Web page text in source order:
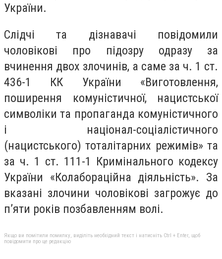
України.
Слідчі та дізнавачі повідомили
чоловікові про підозру одразу за
вчинення двох злочинів, а саме за ч. 1 ст.
436-1 КК України «Виготовлення,
поширення комуністичної, нацистської
символіки та пропаганда комуністичного
і націонал-соціалістичного
(нацистського) тоталітарних режимів» та
за ч. 1 ст. 111-1 Кримінального кодексу
України «Колабораційна діяльність». За
вказані злочини чоловікові загрожує до
п’яти років позбавленням волі.
Якщо ви помітили помилку, виділіть необхідний текст і натисніть Ctrl + Enter, щоб
повідомити про це редакцію